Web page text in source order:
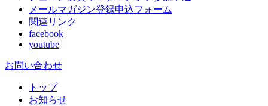
メールマガジン登録申込フォーム
関連リンク
facebook
youtube
お問い合わせ
トップ
お知らせ